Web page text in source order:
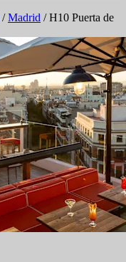
/Madrid /H10 Puerta de